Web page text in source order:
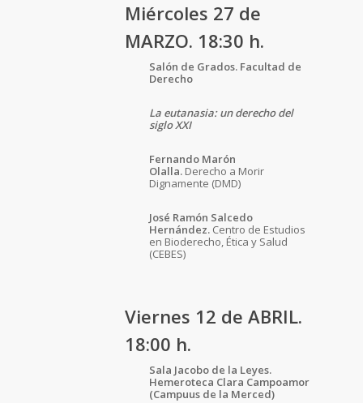
Miércoles 27 de
MARZO. 18:30 h.
Salón de Grados. Facultad de
Derecho
La eutanasia: un derecho del
siglo XXI
Fernando Marón
Olalla. Derecho a Morir
Dignamente (DMD)
José Ramón Salcedo
Hernández. Centro de Estudios
en Bioderecho, Ética y Salud
(CEBES)
Viernes 12 de ABRIL.
18:00 h.
Sala Jacobo de la Leyes.
Hemeroteca Clara Campoamor
(Campuus de la Merced)